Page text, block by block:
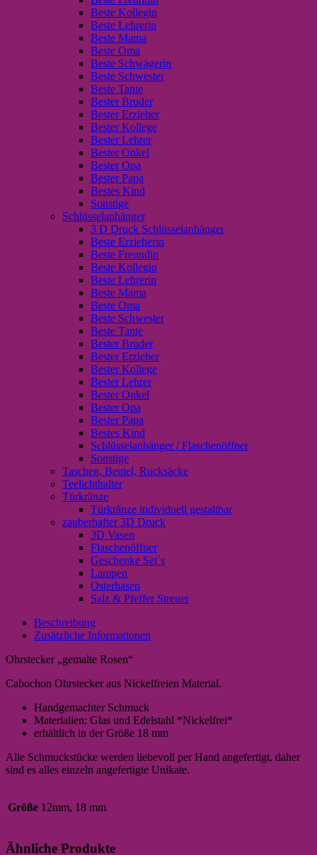
Beste Kollegin
Beste Lehrerin
Beste Mama
Beste Oma
Beste Schwägerin
Beste Schwester
Beste Tante
Bester Bruder
Bester Erzieher
Bester Kollege
Bester Lehrer
Bester Onkel
Bester Opa
Bester Papa
Bestes Kind
Sonstige
Schlüsselanhänger
3 D Druck Schlüsselanhänger
Beste Erzieherin
Beste Freundin
Beste Kollegin
Beste Lehrerin
Beste Mama
Beste Oma
Beste Schwester
Beste Tante
Bester Bruder
Bester Erzieher
Bester Kollege
Bester Lehrer
Bester Onkel
Bester Opa
Bester Papa
Bestes Kind
Schlüsselanhänger / Flaschenöffner
Sonstige
Taschen, Beutel, Rucksäcke
Teelichthalter
Türkränze
Türkränze individuell gestaltbar
zauberhafter 3D Druck
3D Vasen
Flaschenöffner
Geschenke Set`s
Lampen
Osterhasen
Salz & Pfeffer Streuer
Beschreibung
Zusätzliche Informationen
Ohrstecker „gemalte Rosen“
Cabochon Ohrstecker aus Nickelfreien Material.
Handgemachter Schmuck
Materialien: Glas und Edelstahl *Nickelfrei*
erhältlich in der Größe 18 mm
Alle Schmuckstücke werden liebevoll per Hand angefertigt, daher
sind es alles einzeln angefertigte Unikate.
Größe 12mm, 18 mm
Ähnliche Produkte